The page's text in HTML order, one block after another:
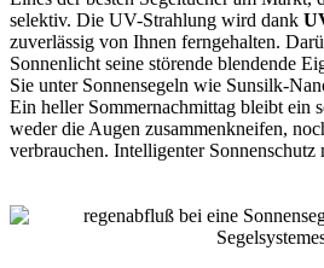
selektiv. Die UV-Strahlung wird dank
zuverlässig von Ihnen ferngehalten.
Sonnenlicht seine störende blendende
Sie unter Sonnensegeln wie Sunsilk-
Ein heller Sommernachmittag bleibt ein
weder die Augen zusammenkneifen,
verbrauchen. Intelligenter Sonnenschutz